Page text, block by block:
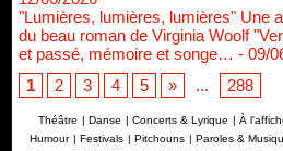
"Lumières, lumières, lumières" Une
du beau roman de Virginia Woolf
et passé, mémoire et songe… - 09/
1
2 3 4 5 » ... 288
Théâtre | Danse | Concerts & Lyrique | À
Humour | Festivals | Pitchouns | Paroles &